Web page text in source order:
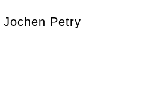
Jochen Petry